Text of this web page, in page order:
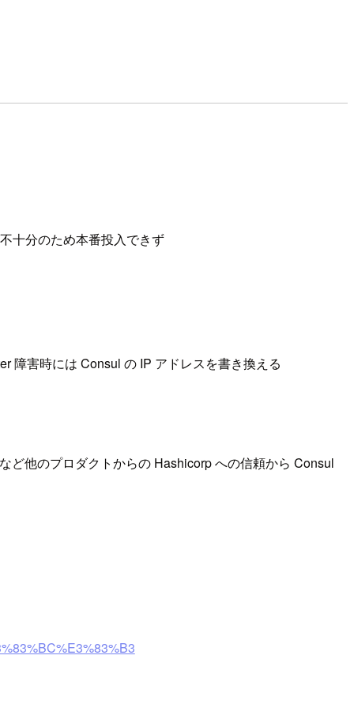
十分のため本番投入できず
障害時には Consul の IP アドレスを書き換える
など他のプロダクトからの Hashicorp への信頼から Consul